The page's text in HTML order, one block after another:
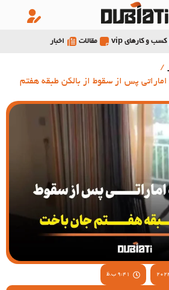
کسب و کارهای vip مقالات اخبار
/
9:41 ب.ظ